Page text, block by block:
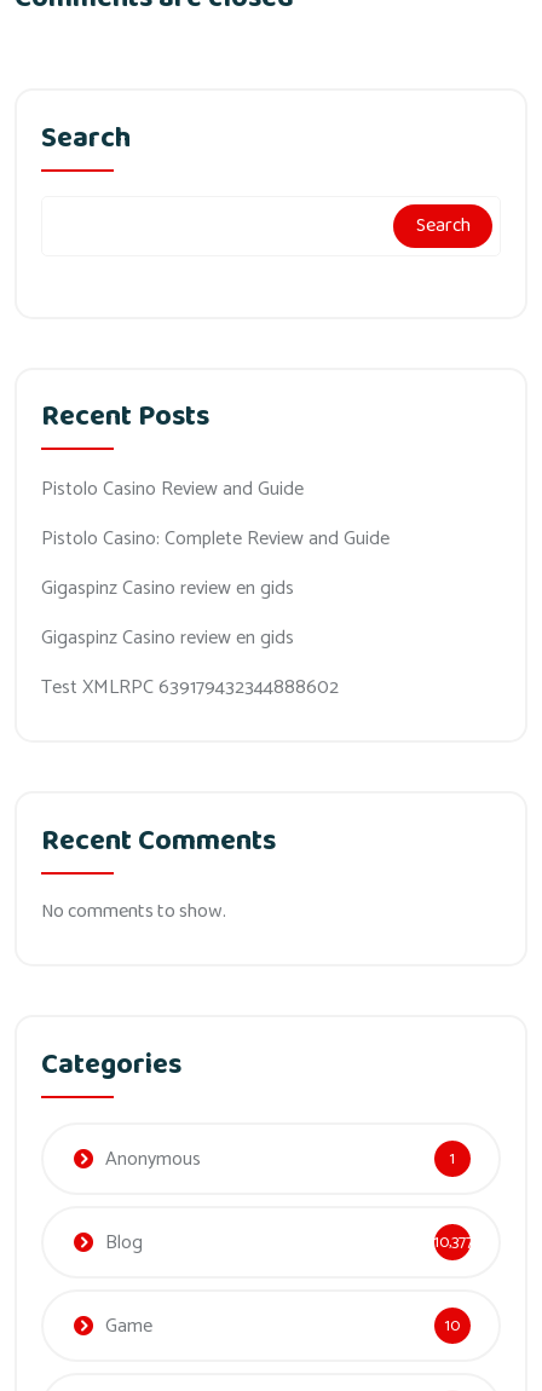
Search
Search
Recent Posts
Pistolo Casino Review and Guide
Pistolo Casino: Complete Review and Guide
Gigaspinz Casino review en gids
Gigaspinz Casino review en gids
Test XMLRPC 639179432344888602
Recent Comments
No comments to show.
Categories
Anonymous 1
Blog 10,377
Game 10